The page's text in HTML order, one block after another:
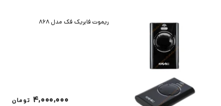
ریموت فابریک فک مدل ۸۶۸
4,000,000 تومان